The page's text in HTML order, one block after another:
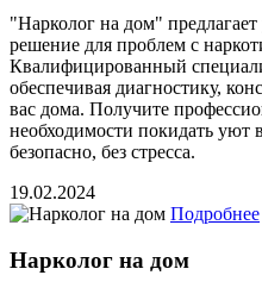
"Нарколог на дом"
решение для проблем с
Квалифицированный
обеспечивая диагностику,
вас дома. Получите
необходимости покидать уют
безопасно, без стресса.
19.02.2024
Подробнее
Нарколог на дом